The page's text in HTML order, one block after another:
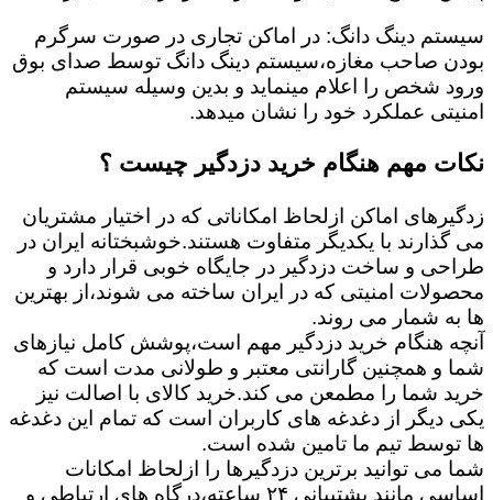
سیستم دینگ دانگ: در اماکن تجاری در صورت سرگرم
بودن صاحب مغازه،سیستم دینگ دانگ توسط صدای بوق
ورود شخص را اعلام مینماید و بدین وسیله سیستم
امنیتی عملکرد خود را نشان میدهد.
نکات مهم هنگام خرید دزدگیر چیست ؟
زدگیرهای اماکن ازلحاظ امکاناتی که در اختیار مشتریان
می گذارند با یکدیگر متفاوت هستند.خوشبختانه ایران در
طراحی و ساخت دزدگیر در جایگاه خوبی قرار دارد و
محصولات امنیتی که در ایران ساخته می شوند،از بهترین
ها به شمار می روند.
آنچه هنگام خرید دزدگیر مهم است،پوشش کامل نیازهای
شما و همچنین گارانتی معتبر و طولانی مدت است که
خرید شما را مطمعن می کند.خرید کالای با اصالت نیز
یکی دیگر از دغدغه های کاربران است که تمام این دغدغه
ها توسط تیم ما تامین شده است.
شما می توانید برترین دزدگیرها را ازلحاظ امکانات
اساسی مانند پشتیبانی ۲۴ ساعته،درگاه های ارتباطی و